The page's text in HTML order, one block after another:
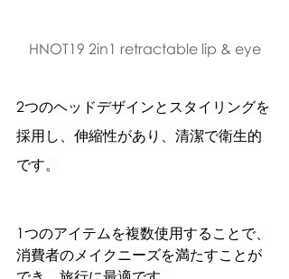
HNOT19 2in1 retractable lip & eye
2つのヘッドデザインとスタイリングを
採用し、伸縮性があり、清潔で衛生的
です。
1つのアイテムを複数使用することで、
消費者のメイクニーズを満たすことが